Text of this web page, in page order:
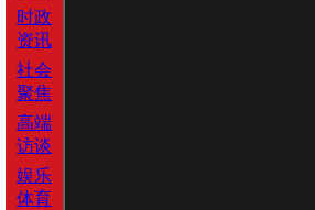
时政
资讯
社会
聚焦
高端
访谈
娱乐
体育